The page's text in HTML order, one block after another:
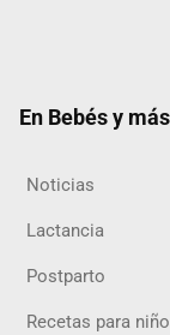
En Bebés y
Noticias
Lactancia
Postparto
Recetas para